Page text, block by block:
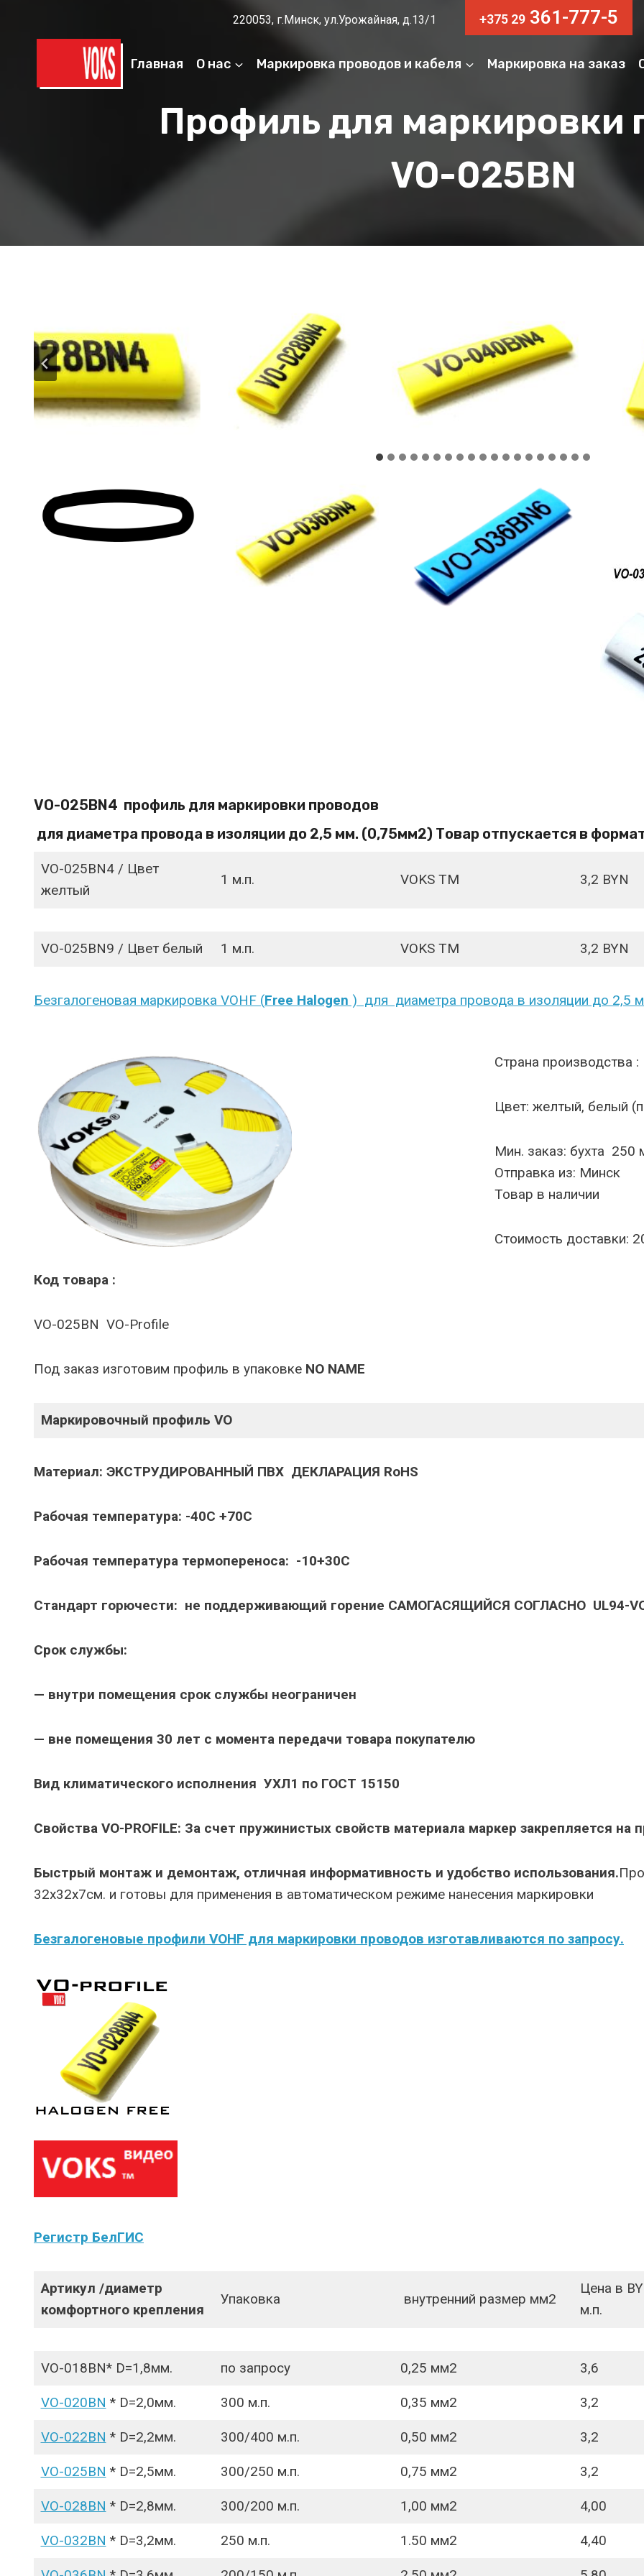
содержимому
220053, г.Минск, ул.Урожайная, д.13/1 +375 29 361-777-5
Главная О нас Маркировка проводов и кабеля Маркировка на заказ
Профиль для маркировки
VO-025BN
VO-025BN4 профиль для маркировки проводов
для диаметра провода в изоляции до 2,5 мм. (0,75мм2) Товар отпускается в
VO-025BN4 / Цвет
желтый
1 м.п. VOKS TM 3,2 BYN
VO-025BN9 / Цвет белый 1 м.п. VOKS TM 3,2 BYN
Безгалогеновая маркировка VOHF (Free Halogen ) для диаметра провода в изоляции до 2,5
Страна производства
Цвет: желтый, белый
Мин. заказ: бухта 250
Отправка из: Минск
Товар в наличии
Стоимость доставки:
Код товара :
VO-025BN VO-Profile
Под заказ изготовим профиль в упаковке NO NAME
Маркировочный профиль VO
Материал: ЭКСТРУДИРОВАННЫЙ ПВХ ДЕКЛАРАЦИЯ RoHS
Рабочая температура: -40C +70C
Рабочая температура термопереноса: -10+30C
Стандарт горючести: не поддерживающий горение САМОГАСЯЩИЙСЯ СОГЛАСНО UL94-
Срок службы:
— внутри помещения срок службы неограничен
— вне помещения 30 лет с момента передачи товара покупателю
Вид климатического исполнения УХЛ1 по ГОСТ 15150
Свойства VO-PROFILE: За счет пружинистых свойств материала маркер закрепляется на
Быстрый монтаж и демонтаж, отличная информативность и удобство использования.
32х32х7см. и готовы для применения в автоматическом режиме нанесения маркировки
Безгалогеновые профили VOHF для маркировки проводов изготавливаются по запросу.
Регистр БелГИС
Артикул /диаметр
комфортного крепления
Упаковка внутренний размер мм2
Цена в
м.п.
VO-018BN* D=1,8мм. по запросу 0,25 мм2 3,6
VO-020BN * D=2,0мм. 300 м.п. 0,35 мм2 3,2
VO-022BN * D=2,2мм. 300/400 м.п. 0,50 мм2 3,2
VO-025BN * D=2,5мм. 300/250 м.п. 0,75 мм2 3,2
VO-028BN * D=2,8мм. 300/200 м.п. 1,00 мм2 4,00
VO-032BN * D=3,2мм. 250 м.п. 1.50 мм2 4,40